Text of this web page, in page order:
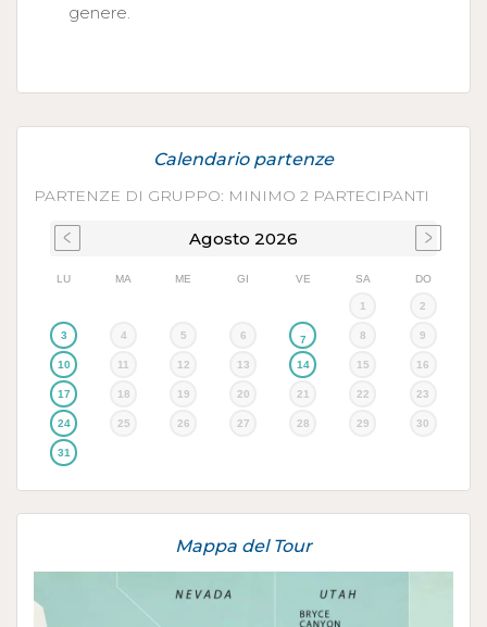
genere.
Calendario partenze
PARTENZE DI GRUPPO: MINIMO 2 PARTECIPANTI
Agosto 2026
LU MA ME GI VE SA DO
1 2
3 4 5 6 7 8 9
10 11 12 13 14 15 16
17 18 19 20 21 22 23
24 25 26 27 28 29 30
31
Mappa del Tour